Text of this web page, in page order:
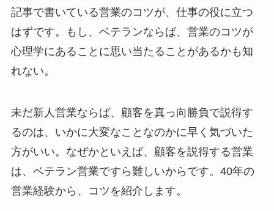
記事で書いている営業のコツが、仕事の役に立つ
はずです。もし、ベテランならば、営業のコツが
心理学にあることに思い当たることがあるかも知
れない。
未だ新人営業ならば、顧客を真っ向勝負で説得す
るのは、いかに大変なことなのかに早く気づいた
方がいい。なぜかといえば、顧客を説得する営業
は、ベテラン営業ですら難しいからです。40年の
営業経験から、コツを紹介します。